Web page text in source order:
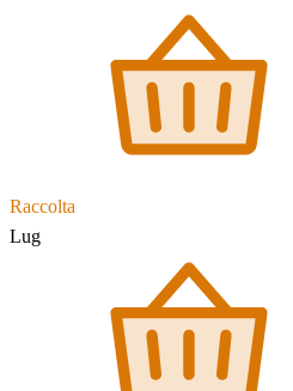
Raccolta
Lug